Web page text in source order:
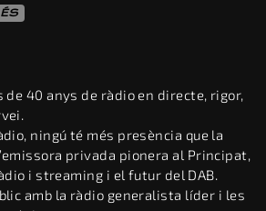
de 40 anys de ràdio en directe, rigor,
ningú té més presència que la
privada pionera al Principat,
i streaming i el futur del DAB.
amb la ràdio generalista líder i les